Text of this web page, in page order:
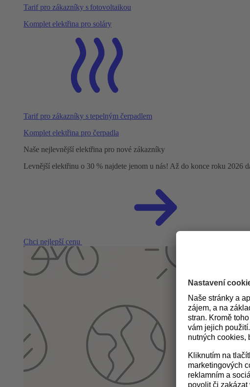
Tarif pro zákazníky s fotovoltaikou
Komplet elektřina pro soláry
Tarif pro zákazníky s tepelným čerpadlem
Komplet elektřina pro čerpadla
Naše nejlevnější elektřina pro nové zákazníky
Levnější elektřinu o 30 % najdete jenom u nás! Až do konce roku 2026
Chci nejlepší cenu